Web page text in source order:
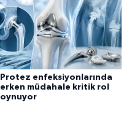
Protez enfeksiyonlarında
erken müdahale kritik rol
oynuyor